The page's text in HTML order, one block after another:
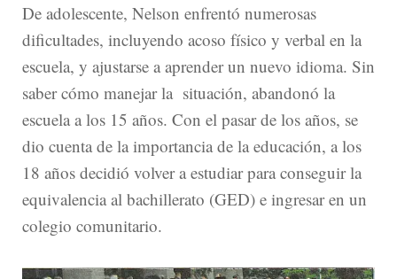
De adolescente, Nelson enfrentó numerosas
dificultades, incluyendo acoso físico y verbal en la
escuela, y ajustarse a aprender un nuevo idioma. Sin
saber cómo manejar la situación, abandonó la
escuela a los 15 años. Con el pasar de los años, se
dio cuenta de la importancia de la educación, a los
18 años decidió volver a estudiar para conseguir la
equivalencia al bachillerato (GED) e ingresar en un
colegio comunitario.